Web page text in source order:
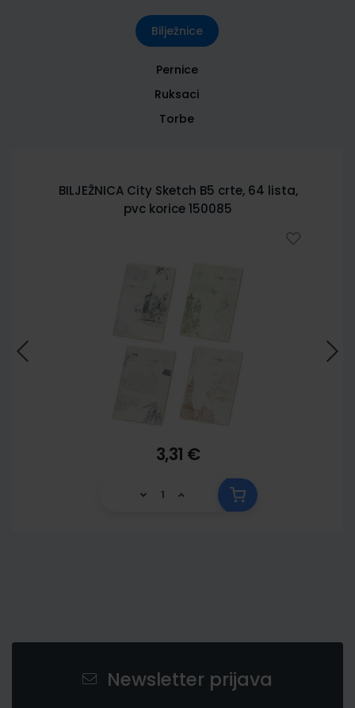
Bilježnice
Pernice
Ruksaci
Torbe
BILJEŽNICA City Sketch B5 crte, 64 lista,
pvc korice 150085
3,31 €
Newsletter prijava